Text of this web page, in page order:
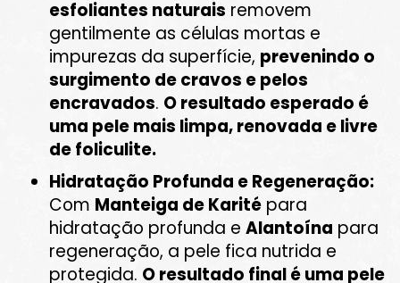
esfoliantes naturais removem
gentilmente as células mortas e
impurezas da superfície, prevenindo o
surgimento de cravos e pelos
encravados. O resultado esperado é
uma pele mais limpa, renovada e livre
de foliculite.
Hidratação Profunda e Regeneração:
Com Manteiga de Karité para
hidratação profunda e Alantoína para
regeneração, a pele fica nutrida e
protegida. O resultado final é uma pele